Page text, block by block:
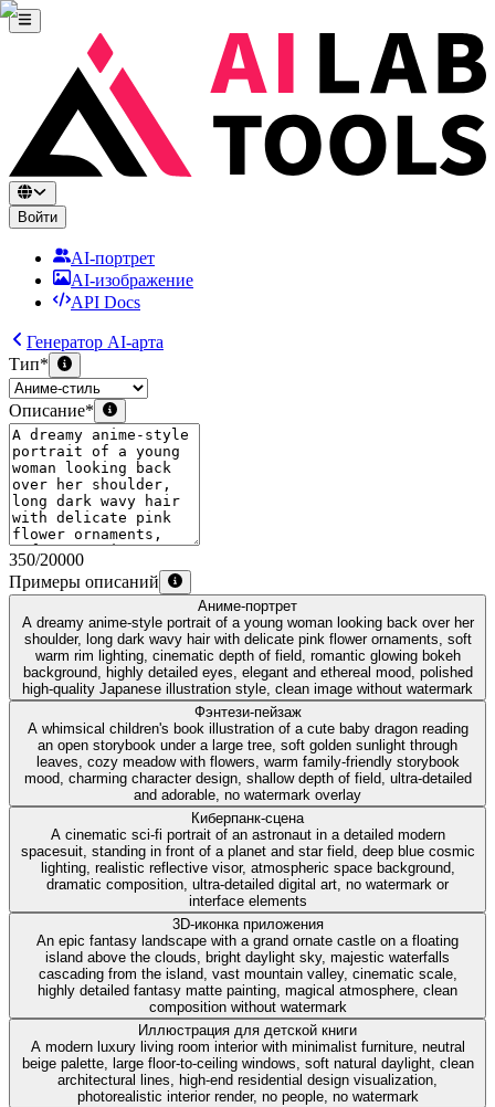
Войти
AI-портрет
AI-изображение
API Docs
Генератор AI-арта
Тип*
Описание*
350/20000
Примеры описаний
Аниме-портрет
A dreamy anime-style portrait of a young woman looking back over her
shoulder, long dark wavy hair with delicate pink flower ornaments, soft
warm rim lighting, cinematic depth of field, romantic glowing bokeh
background, highly detailed eyes, elegant and ethereal mood, polished
high-quality Japanese illustration style, clean image without watermark
Фэнтези-пейзаж
A whimsical children's book illustration of a cute baby dragon reading
an open storybook under a large tree, soft golden sunlight through
leaves, cozy meadow with flowers, warm family-friendly storybook
mood, charming character design, shallow depth of field, ultra-detailed
and adorable, no watermark overlay
Киберпанк-сцена
A cinematic sci-fi portrait of an astronaut in a detailed modern
spacesuit, standing in front of a planet and star field, deep blue cosmic
lighting, realistic reflective visor, atmospheric space background,
dramatic composition, ultra-detailed digital art, no watermark or
interface elements
3D-иконка приложения
An epic fantasy landscape with a grand ornate castle on a floating
island above the clouds, bright daylight sky, majestic waterfalls
cascading from the island, vast mountain valley, cinematic scale,
highly detailed fantasy matte painting, magical atmosphere, clean
composition without watermark
Иллюстрация для детской книги
A modern luxury living room interior with minimalist furniture, neutral
beige palette, large floor-to-ceiling windows, soft natural daylight, clean
architectural lines, high-end residential design visualization,
photorealistic interior render, no people, no watermark